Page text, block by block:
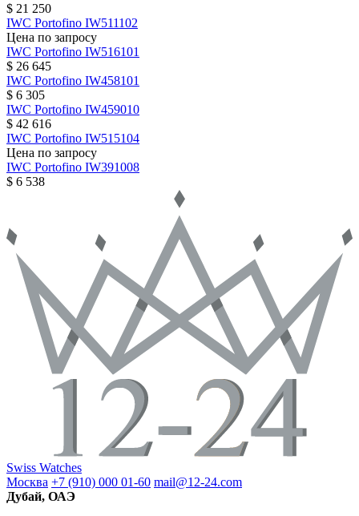
$ 21 250
IWC Portofino IW511102
Цена по запросу
IWC Portofino IW516101
$ 26 645
IWC Portofino IW458101
$ 6 305
IWC Portofino IW459010
$ 42 616
IWC Portofino IW515104
Цена по запросу
IWC Portofino IW391008
$ 6 538
Swiss Watches
Москва +7 (910) 000 01-60 mail@12-24.com
Дубай, ОАЭ